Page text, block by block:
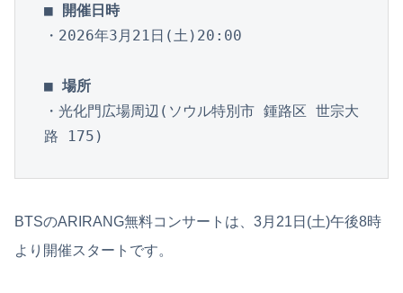
■ 開催日時
・2026年3月21日(土)20:00
■ 場所
・光化門広場周辺(ソウル特別市 鍾路区 世宗大
路 175)
BTSのARIRANG無料コンサートは、3月21日(土)午後8時
より開催スタートです。